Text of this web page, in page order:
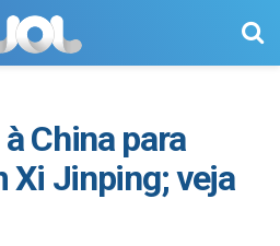
China para
Xi Jinping; veja